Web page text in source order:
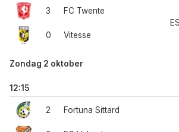
3
0
FC Twente
Vitesse
Zondag 2 oktober
12:15
2 Fortuna Sittard